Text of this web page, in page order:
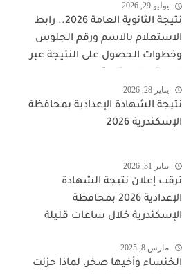
يوليو 29, 2026
نتيجة الثانوية العامة 2026.. رابط
الاستعلام بالاسم ورقم الجلوس
وخطوات الحصول على النتيجة عبر
يناير 28, 2026
نتيجة الشهادة الإعدادية بمحافظة
الإسكندرية 2026
يناير 31, 2026
ترقب إعلان نتيجة الشهادة
الإعدادية 2026 بمحافظة
الإسكندرية خلال ساعات قليلة
مارس 8, 2025
الخنساء وأخيها صخر، لماذا حزنت